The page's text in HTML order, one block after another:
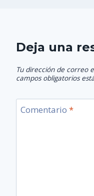
Deja una
Tu dirección de correo
campos obligatorios
Comentario *